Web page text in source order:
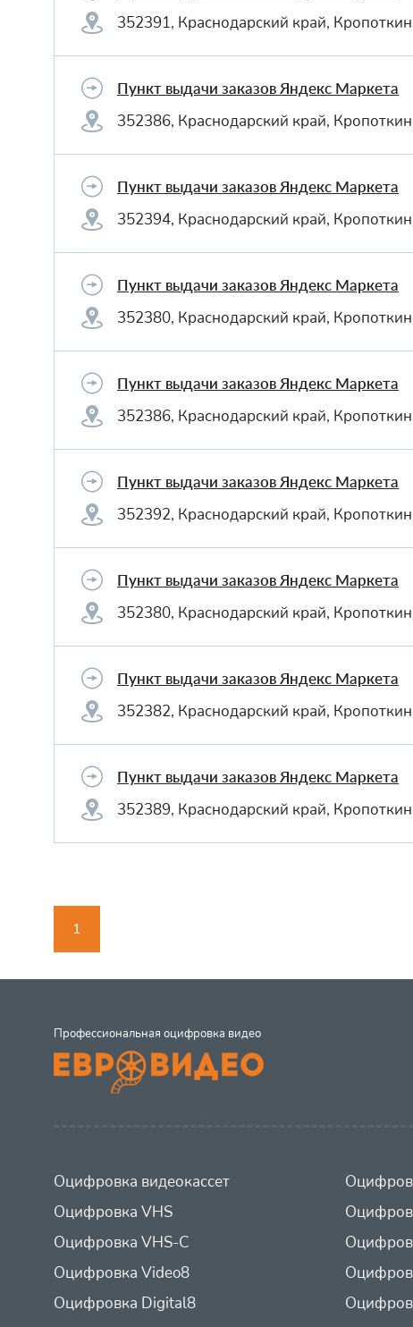
352391, Краснодарский край,
Пункт выдачи заказов Яндекс Маркета
352386, Краснодарский край,
Пункт выдачи заказов Яндекс Маркета
352394, Краснодарский край,
Пункт выдачи заказов Яндекс Маркета
352380, Краснодарский край,
Пункт выдачи заказов Яндекс Маркета
352386, Краснодарский край,
Пункт выдачи заказов Яндекс Маркета
352392, Краснодарский край,
Пункт выдачи заказов Яндекс Маркета
352380, Краснодарский край,
Пункт выдачи заказов Яндекс Маркета
352382, Краснодарский край,
Пункт выдачи заказов Яндекс Маркета
352389, Краснодарский край,
1
Профессиональная оцифровка видео
Оцифровка видеокассет
Оцифровка VHS
Оцифровка VHS-C
Оцифровка Video8
Оцифровка Digital8